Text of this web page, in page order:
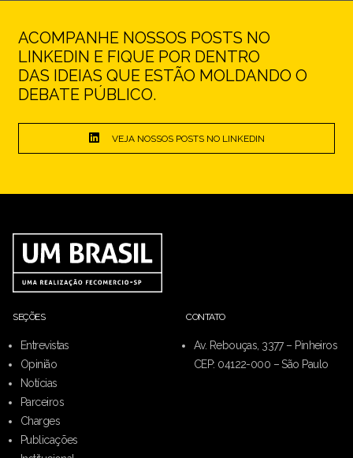
ACOMPANHE NOSSOS POSTS NO
LINKEDIN E FIQUE POR DENTRO
DAS IDEIAS QUE ESTÃO MOLDANDO O
DEBATE PÚBLICO.
VEJA NOSSOS POSTS NO LINKEDIN
SEÇÕES
Entrevistas
Opinião
Notícias
Parceiros
Charges
Publicações
CONTATO
Av. Rebouças, 3377 – Pinheiros
CEP: 04122-000 – São Paulo